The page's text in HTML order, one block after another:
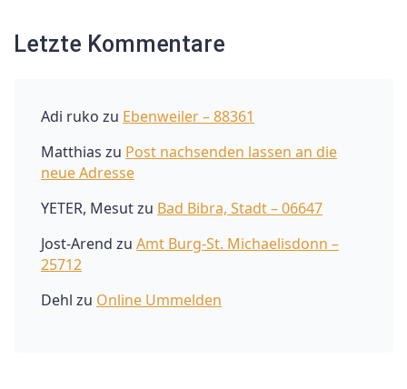
Letzte Kommentare
Adi ruko zu Ebenweiler – 88361
Matthias zu Post nachsenden lassen an die
neue Adresse
YETER, Mesutzu Bad Bibra, Stadt – 06647
Jost-Arend zu Amt Burg-St. Michaelisdonn –
25712
Dehl zu Online Ummelden